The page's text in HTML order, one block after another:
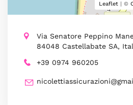
Leaflet | ©
Via Senatore Peppino
84048 Castellabate SA,
+39 0974 960205